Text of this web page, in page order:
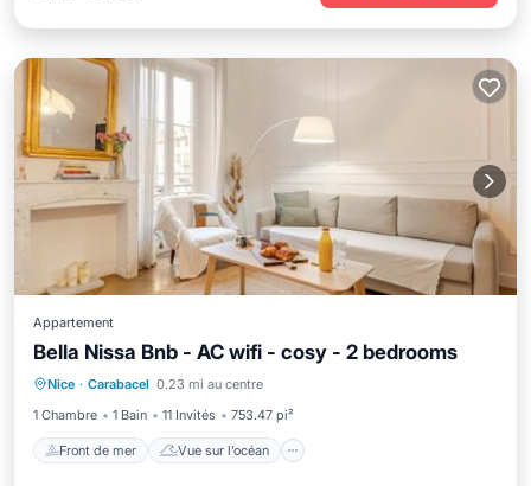
Appartement
Bella Nissa Bnb - AC wifi - cosy - 2 bedrooms
Nice · Carabacel 0.23 mi au centre
1 Chambre
1 Bain 11 Invités 753.47 pi²
Front de mer Vue sur l’océan
Front de mer Vue sur l’océan
Vue
Climatisation